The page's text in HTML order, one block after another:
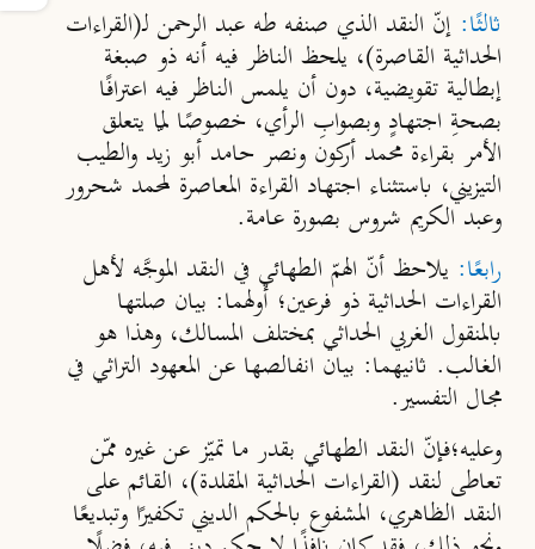
ثالثًا: إنّ النقد الذي صنفه طه عبد الرحمن لـ(القراءات
الحداثية القاصرة)، يلحظ الناظر فيه أنه ذو صبغة
إبطالية تقويضية، دون أن يلمس الناظر فيه اعترافًا
بصحةِ اجتهادٍ وبصوابِ الرأي، خصوصًا لمّا يتعلق
الأمر بقراءة محمد أركون ونصر حامد أبو زيد والطيب
التيزيني، باستثناء اجتهاد القراءة المعاصرة لمحمد شحرور
وعبد الكريم شروس بصورة عامة.
رابعًا: يلاحظ أنّ الهمّ الطهائي في النقد الموجَّه لأهل
القراءات الحداثية ذو فرعين؛ أولهما: بيان صلتها
بالمنقول الغربي الحداثي بمختلف المسالك، وهذا هو
الغالب. ثانيهما: بيان انفالصها عن المعهود التراثي في
مجال التفسير.
وعليه؛فإنّ النقد الطهائي بقدر ما تميّز عن غيره ممّن
تعاطى لنقد (القراءات الحداثية المقلدة)، القائم على
النقد الظاهري، المشفوع بالحكم الديني تكفيرًا وتبديعًا